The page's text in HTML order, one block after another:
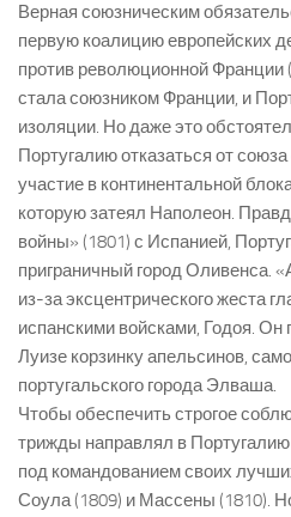
Верная союзническим
первую коалицию европейских
против революционной Франции
стала союзником Франции, и
изоляции. Но даже это
Португалию отказаться от
участие в континентальной
которую затеял Наполеон.
войны» (1801) с Испанией,
приграничный город Оливенса.
из-за эксцентрического жеста
испанскими войсками, Годоя.
Луизе корзинку апельсинов,
португальского города Элваша.
Чтобы обеспечить строгое
трижды направлял в
под командованием своих
Соула (1809) и Массены (1810).